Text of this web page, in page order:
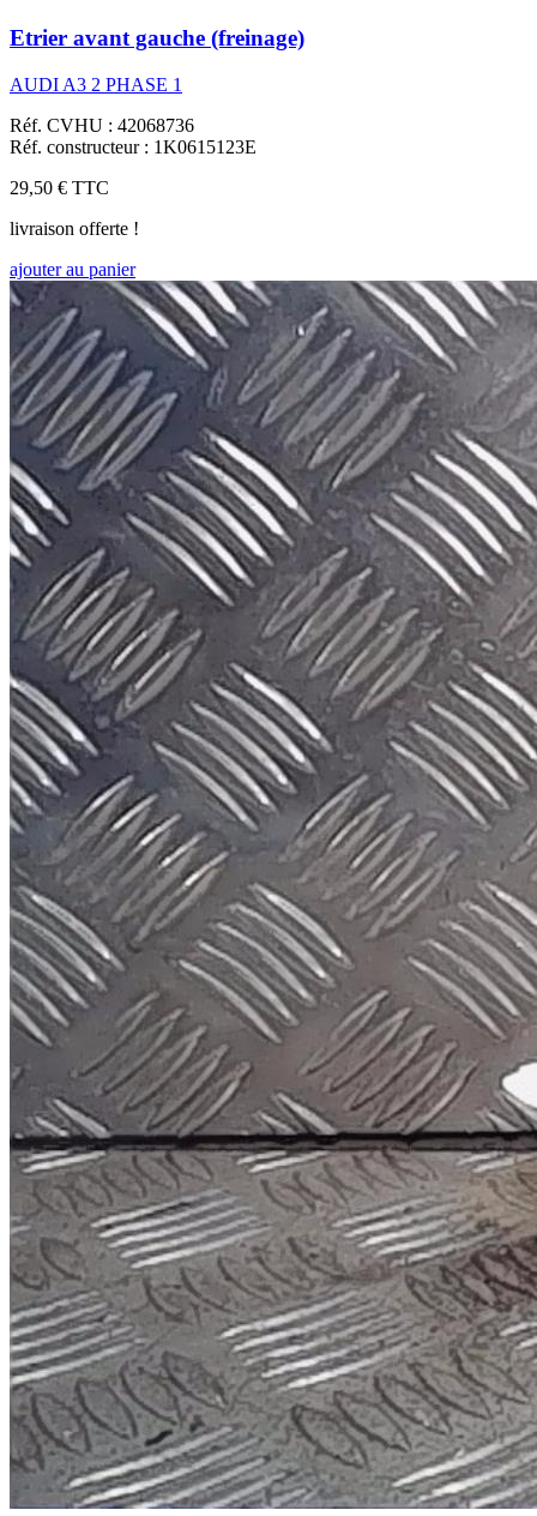
Etrier avant gauche (freinage)
AUDI A3 2 PHASE 1
Réf. CVHU : 42068736
Réf. constructeur : 1K0615123E
29,50 € TTC
livraison offerte !
ajouter au panier